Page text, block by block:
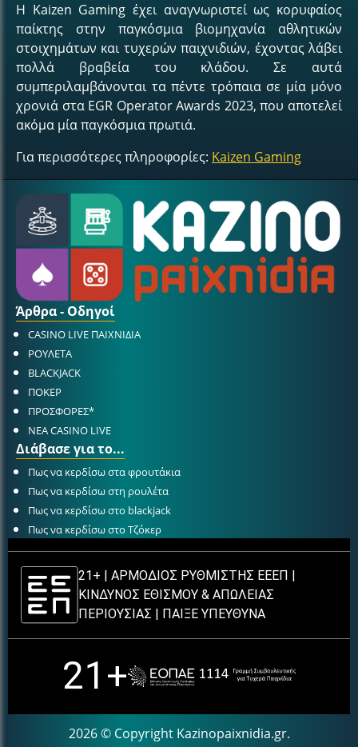
Η Kaizen Gaming έχει αναγνωριστεί ως κορυφαίος
παίκτης στην παγκόσμια βιομηχανία αθλητικών
στοιχημάτων και τυχερών παιχνιδιών, έχοντας λάβει
πολλά βραβεία του κλάδου. Σε αυτά
συμπεριλαμβάνονται τα πέντε τρόπαια σε μία μόνο
χρονιά στα EGR Operator Awards 2023, που αποτελεί
ακόμα μία παγκόσμια πρωτιά.
Για περισσότερες πληροφορίες: Kaizen Gaming
Άρθρα - Οδηγοί
CASINO LIVE ΠΑΙΧΝΙΔΙΑ
ΡΟΥΛΕΤΑ
BLACKJACK
ΠΟΚΕΡ
ΠΡΟΣΦΟΡΕΣ*
ΝΕΑ CASINO LIVE
Διάβασε για το...
Πως να κερδίσω στα φρουτάκια
Πως να κερδίσω στη ρουλέτα
Πως να κερδίσω στο blackjack
Πως να κερδίσω στο Τζόκερ
21+ | ΑΡΜΟΔΙΟΣ ΡΥΘΜΙΣΤΗΣ ΕΕΕΠ |
ΚΙΝΔΥΝΟΣ ΕΘΙΣΜΟΥ & ΑΠΩΛΕΙΑΣ
ΠΕΡΙΟΥΣΙΑΣ |
ΠΑΙΞΕ ΥΠΕΥΘΥΝΑ
21+
2026 © Copyright Kazinopaixnidia.gr.